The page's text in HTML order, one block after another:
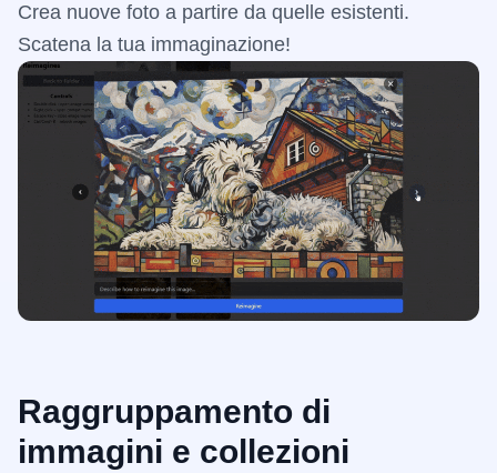
Crea nuove foto a partire da quelle esistenti.
Scatena la tua immaginazione!
Raggruppamento di
immagini e collezioni